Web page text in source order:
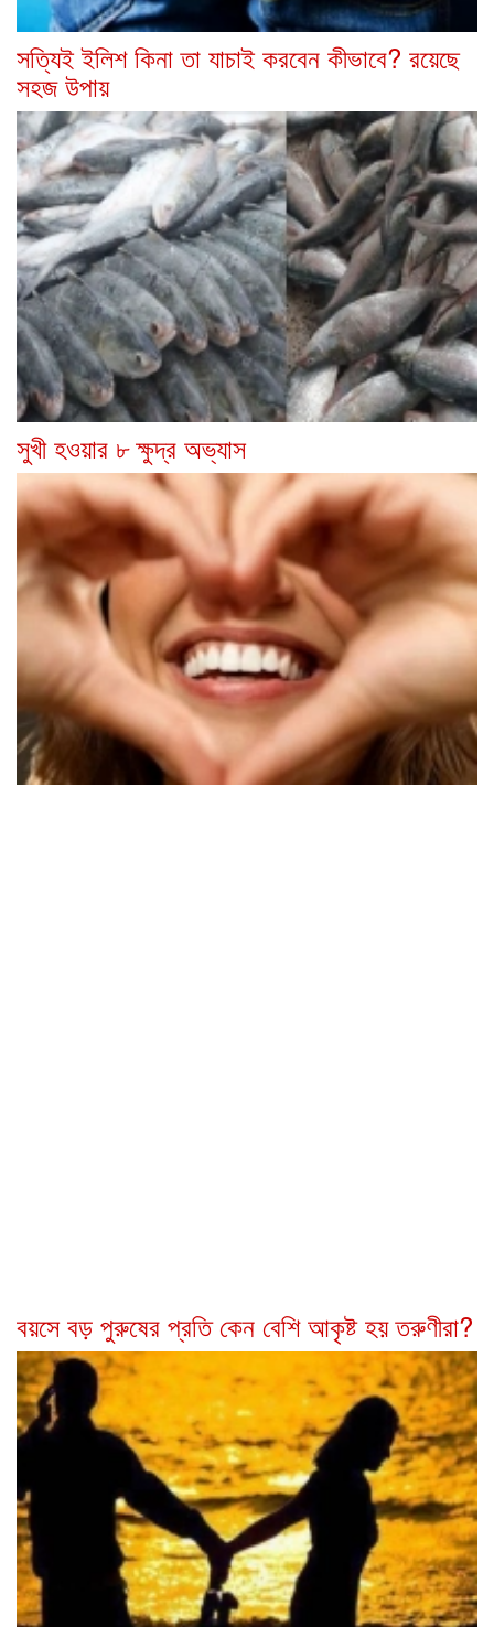
সত্যিই ইলিশ কিনা তা যাচাই করবেন কীভাবে? রয়েছে
সহজ উপায়
সুখী হওয়ার ৮ ক্ষুদ্র অভ্যাস
বয়সে বড় পুরুষের প্রতি কেন বেশি আকৃষ্ট হয় তরুণীরা?